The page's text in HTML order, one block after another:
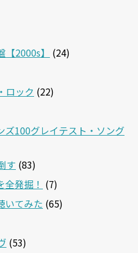
2000s】
(24)
ロック (22)
ズ100グレイテスト・ソング
す (83)
発掘！ (7)
いてみた (65)
(53)